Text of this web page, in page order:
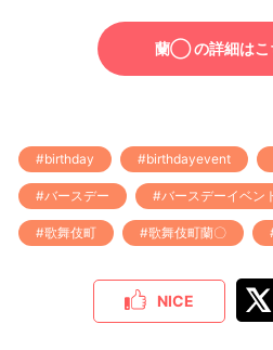
蘭◯ の詳細はこ
#birthday #birthdayevent
#バースデー #バースデーイベン
#歌舞伎町 #歌舞伎町蘭〇
NICE